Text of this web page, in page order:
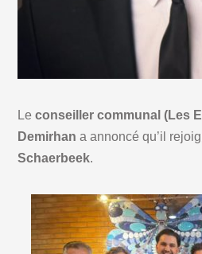
Le conseiller communal (Les
Demirhan a annoncé qu’il
Schaerbeek.